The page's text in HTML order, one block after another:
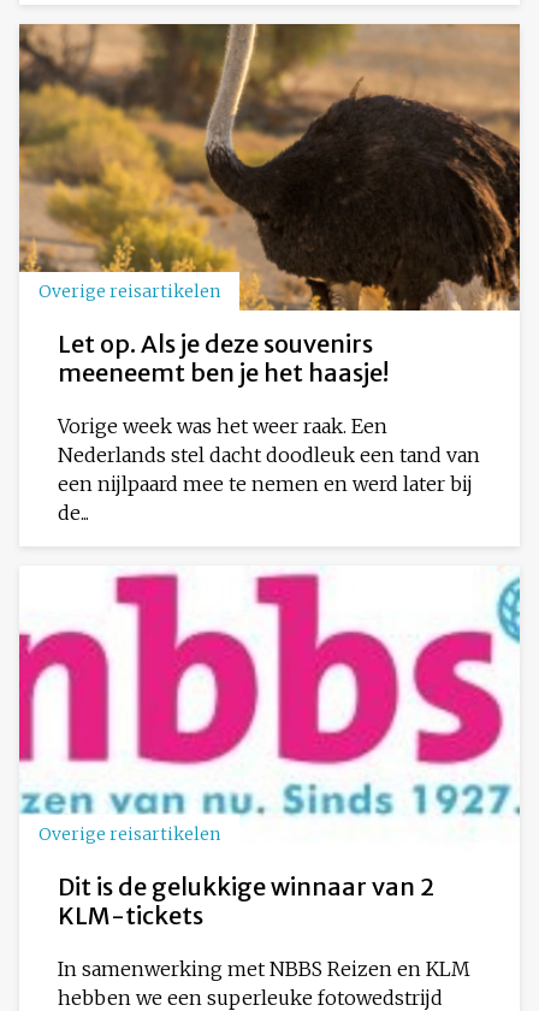
Overige reisartikelen
Let op. Als je deze souvenirs
meeneemt ben je het haasje!
Vorige week was het weer raak. Een
Nederlands stel dacht doodleuk een tand van
een nijlpaard mee te nemen en werd later bij
de...
Overige reisartikelen
Dit is de gelukkige winnaar van 2
KLM-tickets
In samenwerking met NBBS Reizen en KLM
hebben we een superleuke fotowedstrijd